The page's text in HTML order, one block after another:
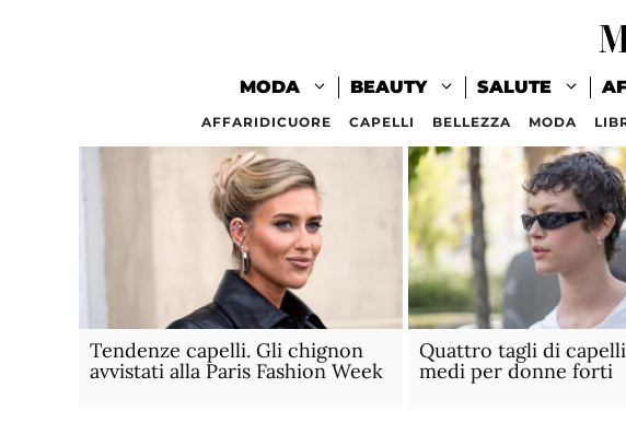
MODA BEAUTY SALUTE
AFFARIDICUORE CAPELLI BELLEZZA MODA
Tendenze capelli. Gli chignon
avvistati alla Paris Fashion Week
Quattro tagli di
medi per donne forti